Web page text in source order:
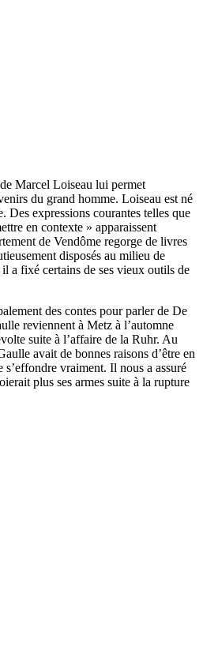
Marcel Loiseau lui permet
du grand homme. Loiseau est né
expressions courantes telles que
en contexte » apparaissent
de Vendôme regorge de livres
disposés au milieu de
a fixé certains de ses vieux outils de
des contes pour parler de De
reviennent à Metz à l’automne
suite à l’affaire de la Ruhr. Au
avait de bonnes raisons d’être en
s’effondre vraiment. Il nous a assuré
plus ses armes suite à la rupture